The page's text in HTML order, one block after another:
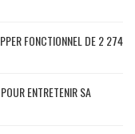
FONCTIONNEL DE 2 274
ENTRETENIR SA